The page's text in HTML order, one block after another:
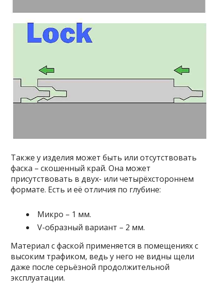
Также у изделия может быть или отсутствовать
фаска – скошенный край. Она может
присутствовать в двух- или четырёхстороннем
формате. Есть и её отличия по глубине:
Микро – 1 мм.
V-образный вариант – 2 мм.
Материал с фаской применяется в помещениях с
высоким трафиком, ведь у него не видны щели
даже после серьёзной продолжительной
эксплуатации.